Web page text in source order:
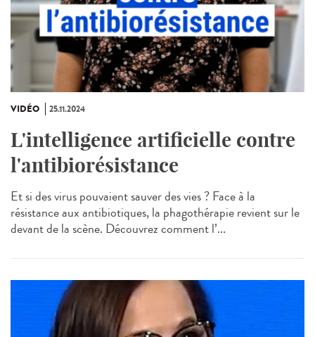
VIDÉO 25.11.2024
L'intelligence artificielle contre
l'antibiorésistance
Et si des virus pouvaient sauver des vies ? Face à la
résistance aux antibiotiques, la phagothérapie revient sur le
devant de la scène. Découvrez comment l’...